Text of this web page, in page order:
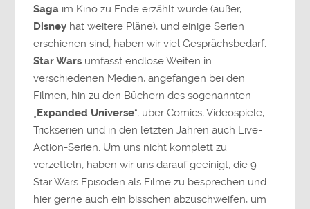
Saga im Kino zu Ende erzählt wurde (außer,
Disney hat weitere Pläne), und einige Serien
erschienen sind, haben wir viel Gesprächsbedarf.
Star Wars umfasst endlose Weiten in
verschiedenen Medien, angefangen bei den
Filmen, hin zu den Büchern des sogenannten
„Expanded Universe“, über Comics, Videospiele,
Trickserien und in den letzten Jahren auch Live-
Action-Serien. Um uns nicht komplett zu
verzetteln, haben wir uns darauf geeinigt, die 9
Star Wars Episoden als Filme zu besprechen und
hier gerne auch ein bisschen abzuschweifen, um